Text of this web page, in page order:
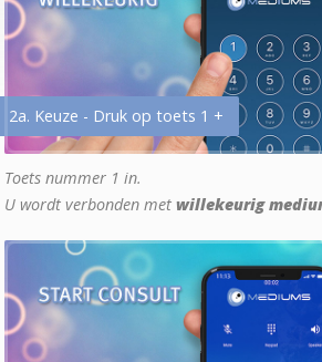
2a. Keuze - Druk op toets 1 +
Toets nummer 1 in.
U wordt verbonden met willekeurig